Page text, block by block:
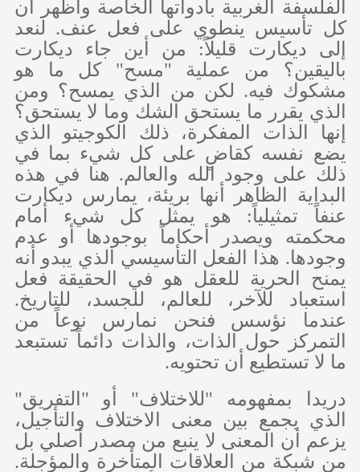
الفلسفة الغربية بأدواتها الخاصة وأظهر أن
كل تأسيس ينطوي على فعل عنف. لنعد
إلى ديكارت قليلاً: من أين جاء ديكارت
باليقين؟ من عملية "مسح" كل ما هو
مشكوك فيه. لكن من الذي يمسح؟ ومن
الذي يقرر ما يستحق الشك وما لا يستحق؟
إنها الذات المفكرة، ذلك الكوجيتو الذي
يضع نفسه كقاضٍ على كل شيء بما في
ذلك على وجود الله والعالم. هنا في هذه
البداية الظاهر أنها بريئة، يمارس ديكارت
عنفاً تمثيلياً: هو يمثل كل شيء أمام
محكمته ويصدر أحكاماً بوجودها أو عدم
وجودها. هذا الفعل التأسيسي الذي يبدو أنه
يمنح الحرية للعقل هو في الحقيقة فعل
استعباد للآخر، للعالم، للجسد، للتاريخ.
عندما نؤسس فنحن نمارس نوعاً من
التمركز حول الذات، والذات دائماً تستبعد
ما لا تستطيع أن تحتويه.
دريدا بمفهومه "للاختلاف" أو "التفريق"
الذي يجمع بين معنى الاختلاف والتأجيل،
يزعم أن المعنى لا ينبع من مصدر أصلي بل
من شبكة من العلاقات المتأخرة والمؤجلة.